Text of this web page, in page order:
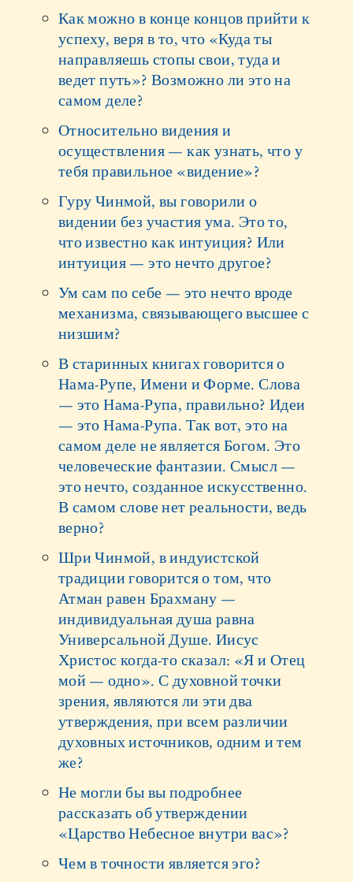
Как можно в конце концов прийти к
успеху, веря в то, что «Куда ты
направляешь стопы свои, туда и
ведет путь»? Возможно ли это на
самом деле?
Относительно видения и
осуществления — как узнать, что у
тебя правильное «видение»?
Гуру Чинмой, вы говорили о
видении без участия ума. Это то,
что известно как интуиция? Или
интуиция — это нечто другое?
Ум сам по себе — это нечто вроде
механизма, связывающего высшее с
низшим?
В старинных книгах говорится о
Нама-Рупе, Имени и Форме. Слова
— это Нама-Рупа, правильно? Идеи
— это Нама-Рупа. Так вот, это на
самом деле не является Богом. Это
человеческие фантазии. Смысл —
это нечто, созданное искусственно.
В самом слове нет реальности, ведь
верно?
Шри Чинмой, в индуистской
традиции говорится о том, что
Атман равен Брахману —
индивидуальная душа равна
Универсальной Душе. Иисус
Христос когда-то сказал: «Я и Отец
мой — одно». С духовной точки
зрения, являются ли эти два
утверждения, при всем различии
духовных источников, одним и тем
же?
Не могли бы вы подробнее
рассказать об утверждении
«Царство Небесное внутри вас»?
Чем в точности является эго?